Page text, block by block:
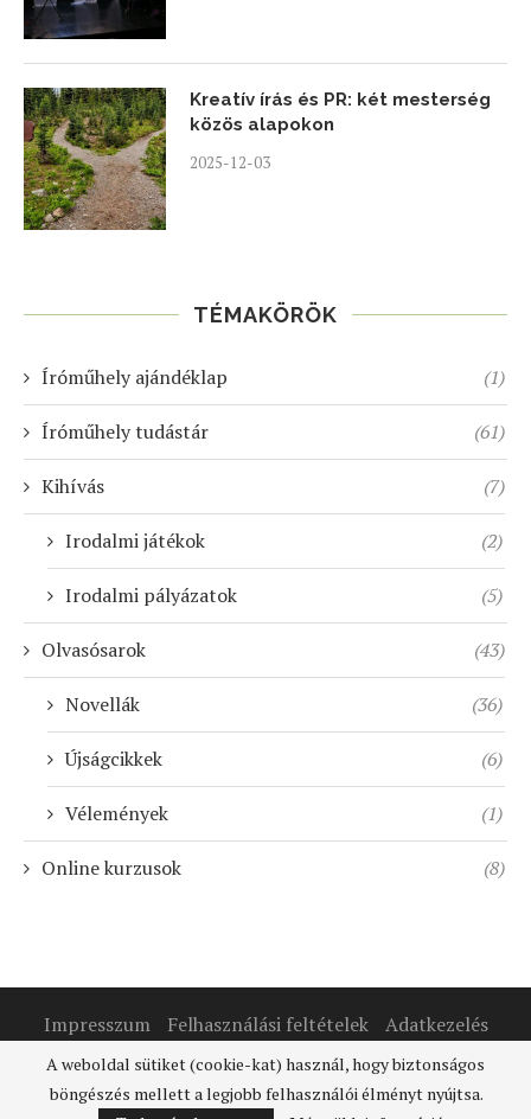
Kreatív írás és PR: két mesterség
közös alapokon
2025-12-03
TÉMAKÖRÖK
Íróműhely ajándéklap (1)
Íróműhely tudástár (61)
Kihívás (7)
Irodalmi játékok (2)
Irodalmi pályázatok (5)
Olvasósarok (43)
Novellák (36)
Újságcikkek (6)
Vélemények (1)
Online kurzusok (8)
Impresszum Felhasználási feltételek Adatkezelés
@2020 - Minden jog fenntartva.Íróműhely
A weboldal sütiket (cookie-kat) használ, hogy biztonságos
böngészés mellett a legjobb felhasználói élményt nyújtsa.